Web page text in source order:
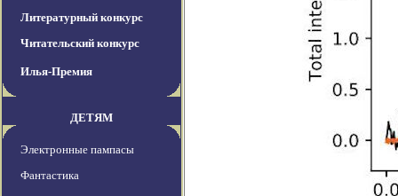
Литературный конкурс
Читательский конкурс
Илья-Премия
ДЕТЯМ
Электронные пампасы
Фантастика